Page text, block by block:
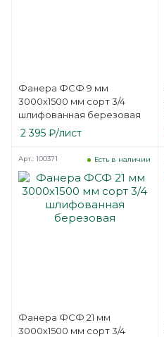
Фанера ФСФ 9 мм
3000х1500 мм сорт 3/4
шлифованная березовая
2 395 ₽/лист
Фанера ФСФ 21 мм
3000х1500 мм сорт 3/4
Есть в наличии
Арт.: 100371